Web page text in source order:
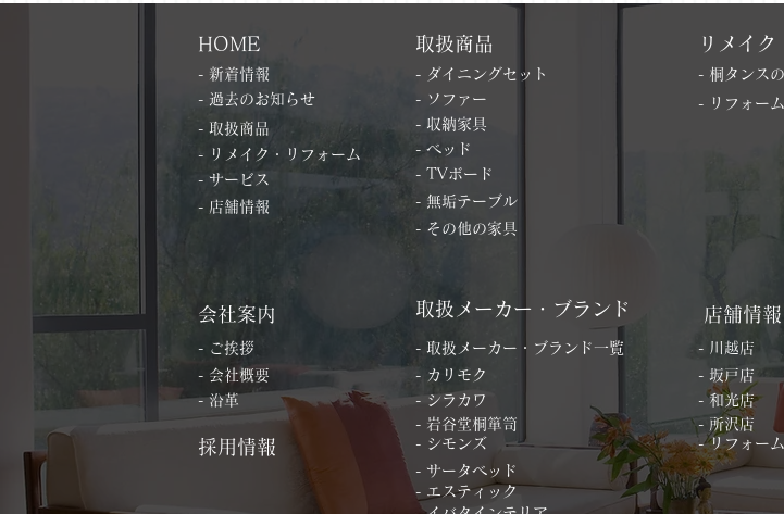
HOME
- 新着情報
- 過去のお知らせ
- 取扱商品
- リメイク・リフォーム
- サービス
- 店舗情報
取扱商品
- ダイニングセット
- ソファー
- 収納家具
- ベッド
- TVボード
- 無垢テーブル
リメイク
- 桐タンス
- リフォーム
- その他の家具
会社案内
- ご挨拶
- 会社概要
- 沿革
採用情報
取扱メーカー・ブランド
- 取扱メーカー・ブランド一覧
- カリモク
- シラカワ
- 岩谷堂桐箪笥
- シモンズ
- サータベッド
- エスティック
店舗情報
- 川越店
- 坂戸店
- 和光店
- 所沢店
- リフォー